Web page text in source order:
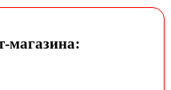
магазина: